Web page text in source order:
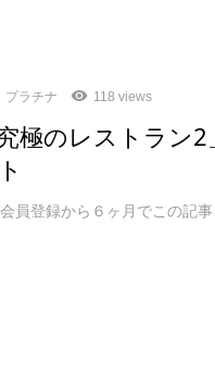
プラチナ 118 views
極のレストラン
員登録から６ヶ月でこの記